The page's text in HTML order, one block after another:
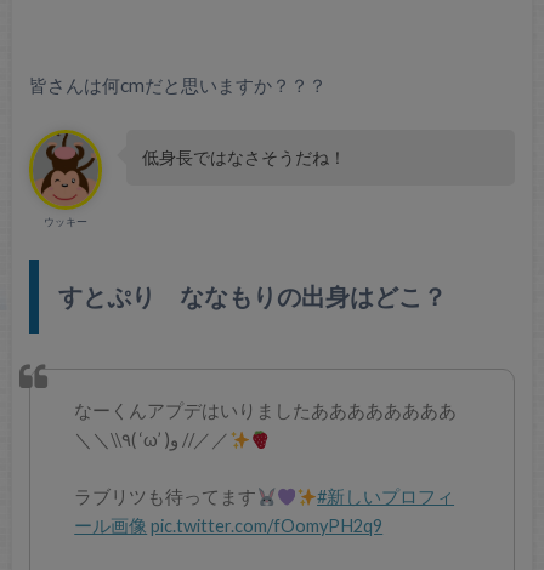
皆さんは何cmだと思いますか？？？
ウッキー
低身長ではなさそうだね！
すとぷり ななもりの出身はどこ？
なーくんアプデはいりましたああああああああ
＼＼\\٩( ‘ω’ )و //／／
ラブリツも待ってます
#新しいプロフィ
ール画像 pic.twitter.com/fOomyPH2q9